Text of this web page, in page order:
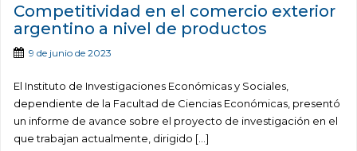
Competitividad en el comercio exterior
argentino a nivel de productos
9 de junio de 2023
El Instituto de Investigaciones Económicas y Sociales,
dependiente de la Facultad de Ciencias Económicas, presentó
un informe de avance sobre el proyecto de investigación en el
que trabajan actualmente, dirigido […]